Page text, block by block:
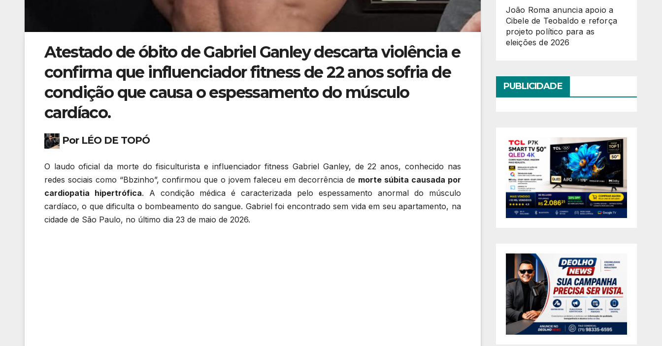
Atestado de óbito de Gabriel Ganley descarta violência e
confirma que influenciador fitness de 22 anos sofria de
condição que causa o espessamento do músculo
cardíaco.
Por LÉO DE TOPÓ
O laudo oficial da morte do fisiculturista e influenciador fitness Gabriel Ganley, de 22 anos, conhecido nas
redes sociais como “Bbzinho”, confirmou que o jovem faleceu em decorrência de morte súbita causada por
cardiopatia hipertrófica. A condição médica é caracterizada pelo espessamento anormal do músculo
cardíaco, o que dificulta o bombeamento do sangue. Gabriel foi encontrado sem vida em seu apartamento, na
cidade de São Paulo, no último dia 23 de maio de 2026.
João Roma anuncia apoio a
Cibele de Teobaldo e reforça
projeto político para as
eleições de 2026
PUBLICIDADE